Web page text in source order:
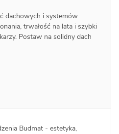
dachowych i systemów
trwałość na lata i szybki
Postaw na solidny dach
Budmat - estetyka,